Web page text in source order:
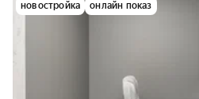
новостройка онлайн показ